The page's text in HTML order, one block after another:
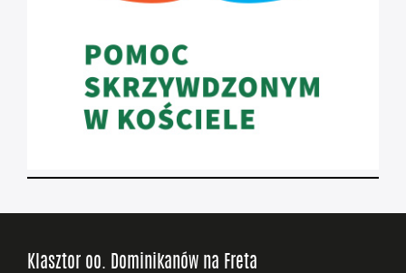
Klasztor oo. Dominikanów na Freta